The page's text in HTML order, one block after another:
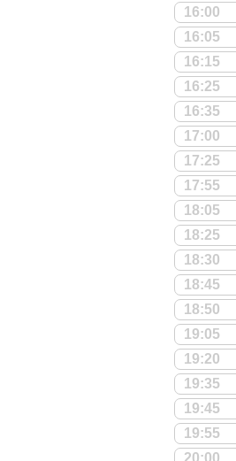
16:00
16:05
16:15
16:25
16:35
17:00
17:25
17:55
18:05
18:25
18:30
18:45
18:50
19:05
19:20
19:35
19:45
19:55